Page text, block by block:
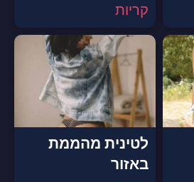
קריות
לטינית מהממת
באזור